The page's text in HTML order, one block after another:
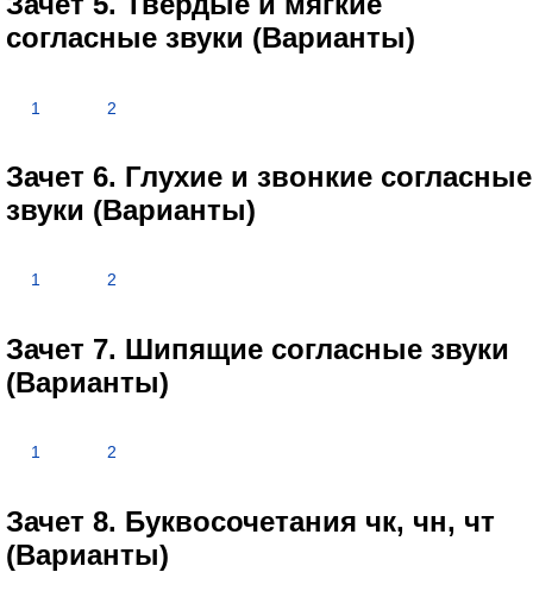
согласные звуки (Варианты)
1 2
Зачет 6. Глухие и звонкие согласные
звуки (Варианты)
1 2
Зачет 7. Шипящие согласные звуки
(Варианты)
1 2
Зачет 8. Буквосочетания чк, чн, чт
(Варианты)